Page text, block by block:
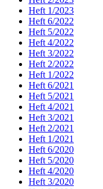
Heft 1/2023
Heft 6/2022
Heft 5/2022
Heft 4/2022
Heft 3/2022
Heft 2/2022
Heft 1/2022
Heft 6/2021
Heft 5/2021
Heft 4/2021
Heft 3/2021
Heft 2/2021
Heft 1/2021
Heft 6/2020
Heft 5/2020
Heft 4/2020
Heft 3/2020